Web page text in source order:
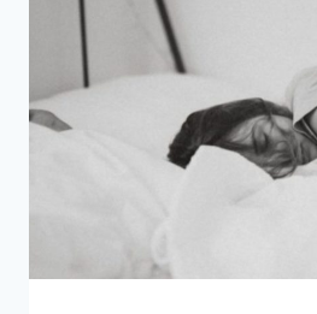
DE
VOUS
AVOIR